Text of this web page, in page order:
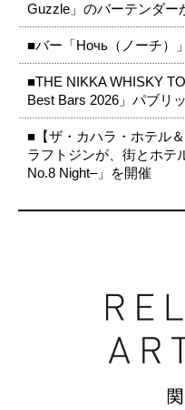
Guzzle」のバーテンダー
■バー「Ночь（ノーチ）
■THE NIKKA WHISKY
Best Bars 2026」パブリ
■【ザ・カハラ・ホテル
ラフトジンが、街とホテ
No.8 Night–」を開催